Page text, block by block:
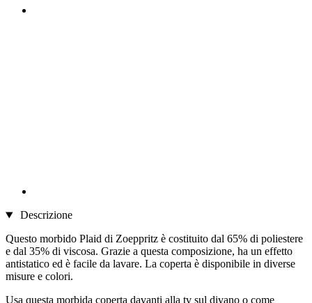
Descrizione
Questo morbido Plaid di Zoeppritz è costituito dal 65% di poliestere
e dal 35% di viscosa. Grazie a questa composizione, ha un effetto
antistatico ed è facile da lavare. La coperta è disponibile in diverse
misure e colori.
Usa questa morbida coperta davanti alla tv sul divano o come